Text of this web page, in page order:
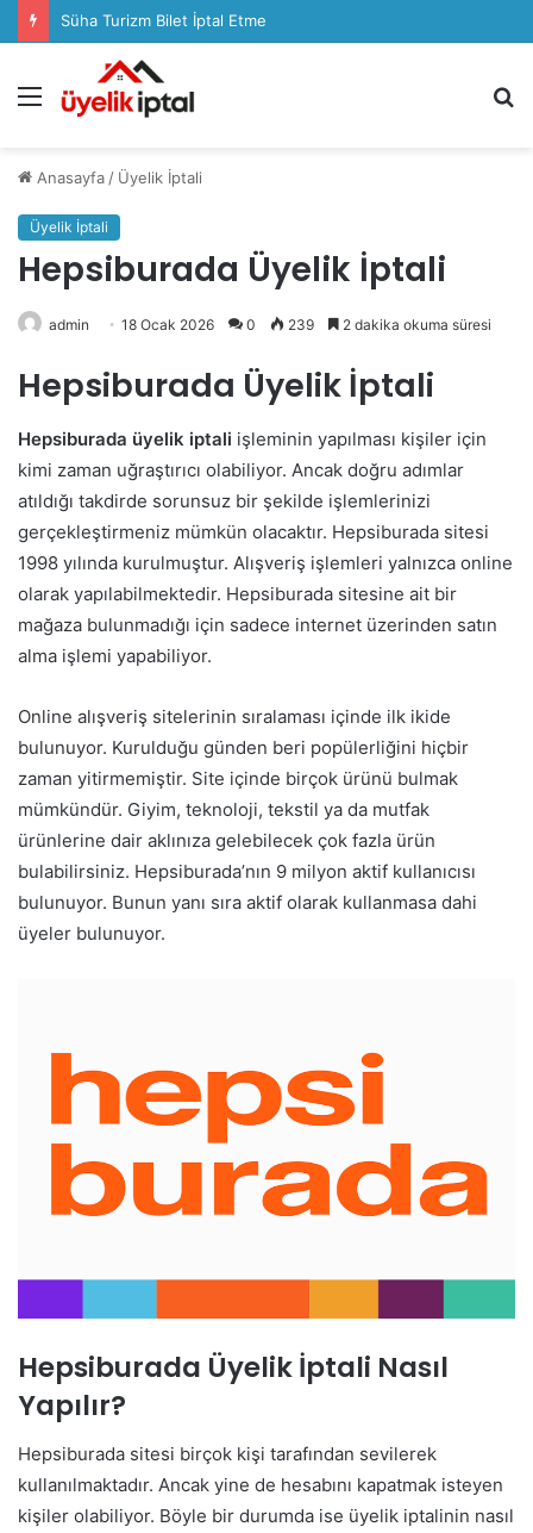
Süha Turizm Bilet İptal Etme
Menü
Anasayfa / Üyelik İptali
Üyelik İptali
Hepsiburada Üyelik İptali
admin 18 Ocak 2026 0 239 2 dakika okuma süresi
Hepsiburada Üyelik İptali
Hepsiburada üyelik iptali işleminin yapılması kişiler için
kimi zaman uğraştırıcı olabiliyor. Ancak doğru adımlar
atıldığı takdirde sorunsuz bir şekilde işlemlerinizi
gerçekleştirmeniz mümkün olacaktır. Hepsiburada sitesi
1998 yılında kurulmuştur. Alışveriş işlemleri yalnızca online
olarak yapılabilmektedir. Hepsiburada sitesine ait bir
mağaza bulunmadığı için sadece internet üzerinden satın
alma işlemi yapabiliyor.
Online alışveriş sitelerinin sıralaması içinde ilk ikide
bulunuyor. Kurulduğu günden beri popülerliğini hiçbir
zaman yitirmemiştir. Site içinde birçok ürünü bulmak
mümkündür. Giyim, teknoloji, tekstil ya da mutfak
ürünlerine dair aklınıza gelebilecek çok fazla ürün
bulabilirsiniz. Hepsiburada’nın 9 milyon aktif kullanıcısı
bulunuyor. Bunun yanı sıra aktif olarak kullanmasa dahi
üyeler bulunuyor.
Hepsiburada Üyelik İptali Nasıl
Yapılır?
Hepsiburada sitesi birçok kişi tarafından sevilerek
kullanılmaktadır. Ancak yine de hesabını kapatmak isteyen
kişiler olabiliyor. Böyle bir durumda ise üyelik iptalinin nasıl